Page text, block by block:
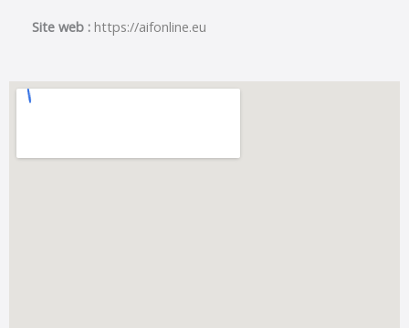
Site web : https://aifonline.eu